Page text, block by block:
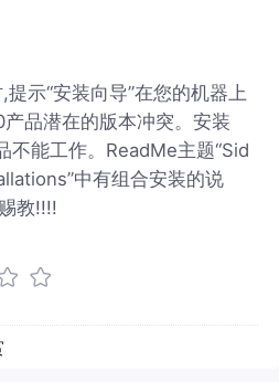
示“安装向导”在您的机器上
品潜在的版本冲突。安装
不能工作。ReadMe主题“Sid
中有组合安装的说
教!!!!